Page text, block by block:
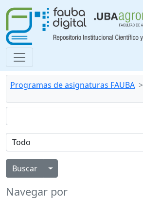
Programas de asignaturas FAUBA
Alternar menú desplegable
Navegar por